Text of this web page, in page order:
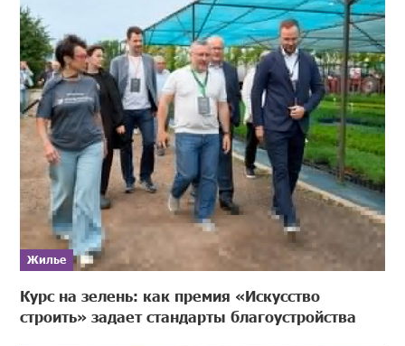
Жилье
Курс на зелень: как премия «Искусство
строить» задает стандарты благоустройства